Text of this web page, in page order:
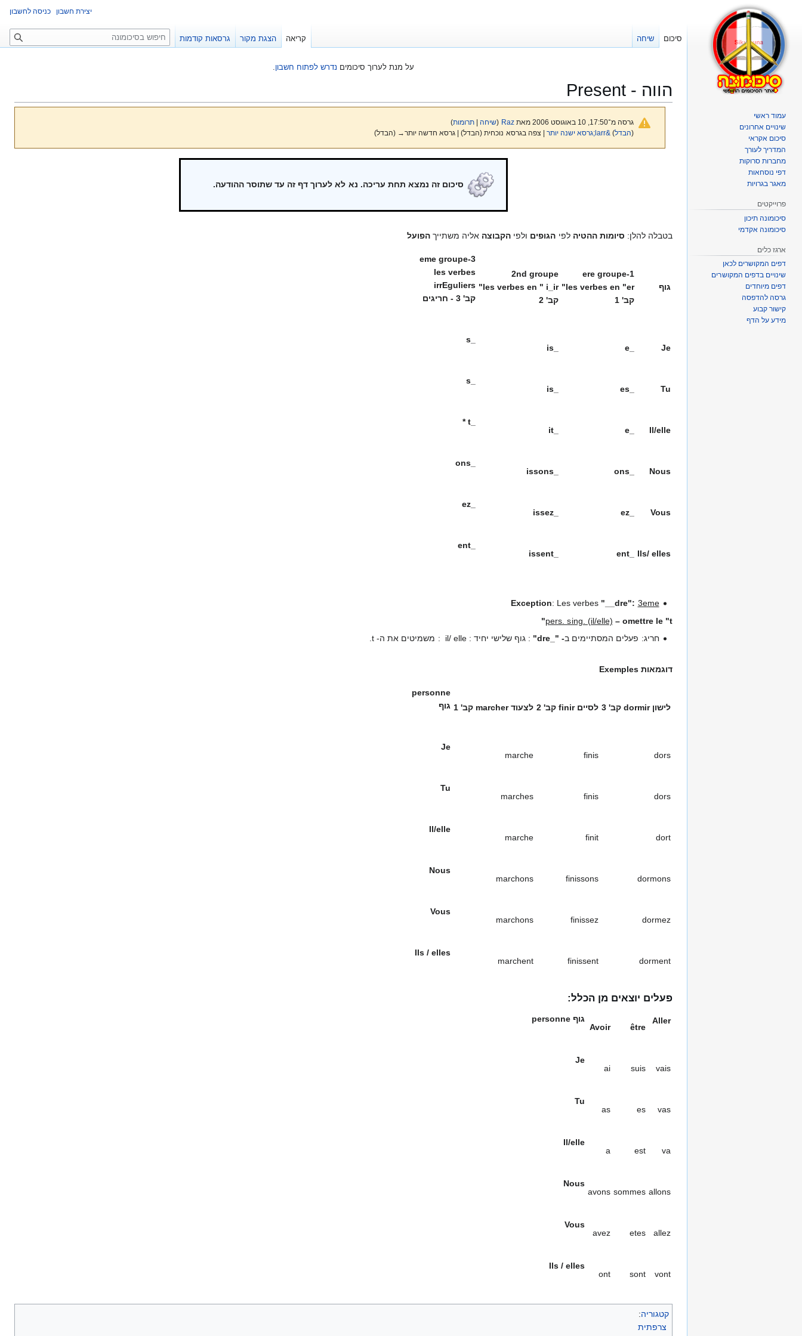
על מנת לערוך סיכומים נדרש לפתוח חשבון.
הווה - Present
גרסה מ־17:50, 10 באוגוסט 2006 מאת Raz
(שיחה| תרומות)
(הבדל) &larr;גרסא ישנה יותר | צפה בגרסא נוכחית (הבדל) | גרסא חדשה יותר→ (הבדל)
סיכום זה נמצא תחת עריכה. נא לא לערוך דף זה עד שתוסר ההודעה.
בטבלה להלן: סיומות ההטיה לפי הגופים ולפי הקבוצה אליה משתייךהפועל
גוף
1-ere groupe
les verbes en "er"
קב' 1
2nd groupe
les verbes en " i_ir"
קב' 2
3-eme groupe
les verbes
irrEguliers
קב' 3 - חריגים
Je
_e
_is
_s
Tu
_es
_is
_s
Il/elle
_e
_it
_t *
Nous
_ons
_issons
_ons
Vous
_ez
_issez
_ez
Ils/ elles
_ent
_issent
_ent
Exception: Les verbes "__dre": 3eme
pers. sing. (il/elle) – omettre le "t"
חריג: פעלים המסתיימים ב-
"
" : גוף שלישי יחיד : il/ elle : משמיטים את ה- t.
דוגמאותExemples
לישוןdormir קב' 3 לסייםfinir קב' 2 לצעודmarcher קב' 1
personne
גוף
dors
finis
marche
Je
dors
finis
marches
Tu
dort
finit
marche
Il/elle
dormons
finissons
marchons
Nous
dormez
finissez
marchons
Vous
dorment
finissent
marchent
Ils / elles
פעלים יוצאים מן הכלל:
Aller
être
Avoir
גוף personne
vais
suis
ai
Je
vas
es
as
Tu
va
est
a
Il/elle
allons
sommes
avons
Nous
allez
etes
avez
Vous
vont
sont
ont
Ils / elles
קטגוריה:
צרפתית
יצירת חשבון כניסה לחשבון
סיכום שיחה קריאה הצגת מקור גרסאות קודמות
ח
י
עמוד ראשי
שינויים אחרונים
סיכום אקראי
המדריך לעורך
מחברות סרוקות
דפי נוסחאות
מאגר בגרויות
פרוייקטים
סיכומונה תיכון
סיכומונה אקדמי
ארגז כלים
דפים המקושרים לכאן
שינויים בדפים המקושרים
דפים מיוחדים
גרסה להדפסה
קישור קבוע
מידע על הדף